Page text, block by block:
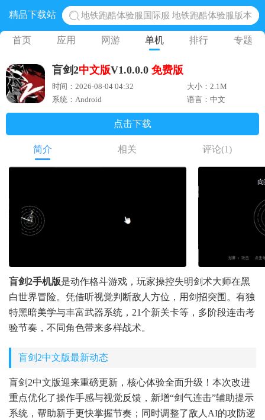
精品下载站
地铁跑酷体验服国际服 地铁跑酷体验服版本
网易光遇手游正版 点亮星空共庆周年
黎明觉醒生机腾讯正版 黎明觉醒生机国际服
蛋仔派对下载 蛋仔派对体验服
奥特曼王者传奇 正版奥特曼游戏
首页 应用 网游 单机 排行 专题
盲剑2中文版V1.0.0.0 免费版
时间：2026-08-04 04:32
大小：2.1M
系统：Android
语言：中文
点击下载
简介 相关 评论(1)
盲剑2手机版是动作格斗游戏，玩家操控失明剑术大师在黑
白世界冒险。凭借听视觉判断敌人方位，用剑招突围。有独
特黑暗美学与丰富武器系统，21个新关卡等，多阶段连击考
验节奏，不同角色带来多样战术。
盲剑2中文版最新动态
盲剑2中文版迎来重磅更新，核心体验全面升级！本次改进
重点优化了操作手感与视觉反馈，新增“剑气连击”辅助提示
系统，帮助新手更快掌握节奏；同时调整了敌人AI的攻防逻